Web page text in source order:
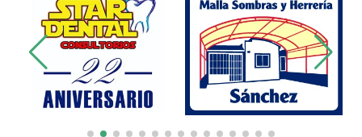
Copiadoras
Cortinas, Persianas y Alfombras
Cremerías y Salchichonerías